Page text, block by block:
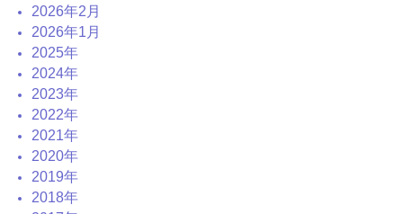
2026年2月
2026年1月
2025年
2024年
2023年
2022年
2021年
2020年
2019年
2018年